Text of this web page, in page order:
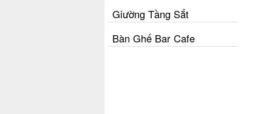
Giường Tầng Sắt
Bàn Ghế Bar Cafe